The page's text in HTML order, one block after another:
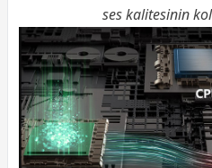
ses kalitesinin